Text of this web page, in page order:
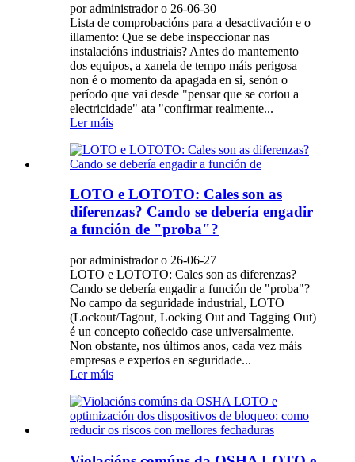
por administrador o 26-06-30
Lista de comprobacións para a desactivación e o
illamento: Que se debe inspeccionar nas
instalacións industriais? Antes do mantemento
dos equipos, a xanela de tempo máis perigosa
non é o momento da apagada en si, senón o
período que vai desde "pensar que se cortou a
electricidade" ata "confirmar realmente...
Ler máis
LOTO e LOTOTO: Cales son as
diferenzas? Cando se debería engadir
a función de "proba"?
por administrador o 26-06-27
LOTO e LOTOTO: Cales son as diferenzas?
Cando se debería engadir a función de "proba"?
No campo da seguridade industrial, LOTO
(Lockout/Tagout, Locking Out and Tagging Out)
é un concepto coñecido case universalmente.
Non obstante, nos últimos anos, cada vez máis
empresas e expertos en seguridade...
Ler máis